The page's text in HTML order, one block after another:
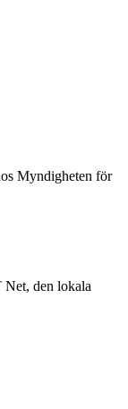
Myndigheten för
den lokala